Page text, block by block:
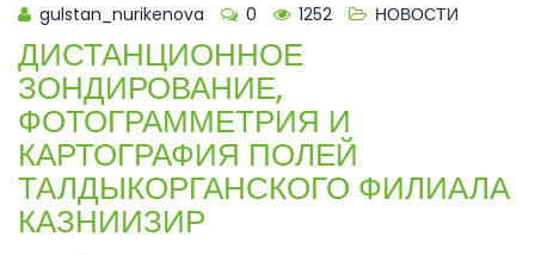
gulstan_nurikenova 0 1252 НОВОСТИ
ДИСТАНЦИОННОЕ
ЗОНДИРОВАНИЕ,
ФОТОГРАММЕТРИЯ И
КАРТОГРАФИЯ ПОЛЕЙ
ТАЛДЫКОРГАНСКОГО ФИЛИАЛА
КАЗНИИЗИР